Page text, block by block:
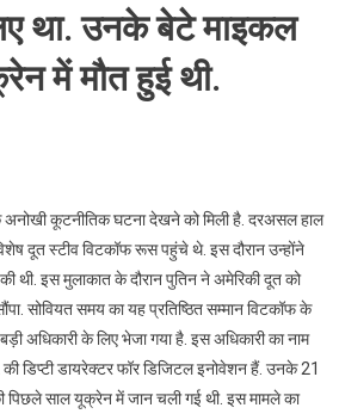
था. उनके बेटे माइकल
में मौत हुई थी.
कूटनीतिक घटना देखने को मिली है. दरअसल हाल
दूत स्टीव विटकॉफ रूस पहुंचे थे. इस दौरान उन्होंने
थी. इस मुलाकात के दौरान पुतिन ने अमेरिकी दूत को
सोवियत समय का यह प्रतिष्ठित सम्मान विटकॉफ के
अधिकारी के लिए भेजा गया है. इस अधिकारी का नाम
की डिप्टी डायरेक्टर फॉर डिजिटल इनोवेशन हैं. उनके 21
पिछले साल यूक्रेन में जान चली गई थी. इस मामले का